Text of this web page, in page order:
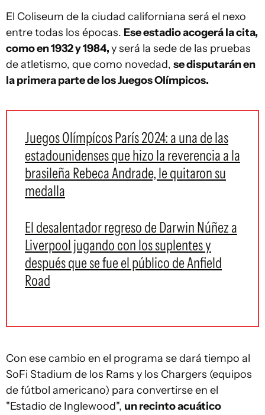
El Coliseum de la ciudad californiana será el nexo
entre todas los épocas. Ese estadio acogerá la cita,
como en 1932 y 1984,y será la sede de las pruebas
de atletismo, que como novedad, se disputarán en
la primera parte de los Juegos Olímpicos.
Juegos Olímpícos París 2024: a una de las
estadounidenses que hizo la reverencia a la
brasileña Rebeca Andrade, le quitaron su
medalla
El desalentador regreso de Darwin Núñez a
Liverpool jugando con los suplentes y
después que se fue el público de Anfield
Road
Con ese cambio en el programa se dará tiempo al
SoFi Stadium de los Rams y los Chargers (equipos
de fútbol americano) para convertirse en el
"Estadio de Inglewood", un recinto acuático